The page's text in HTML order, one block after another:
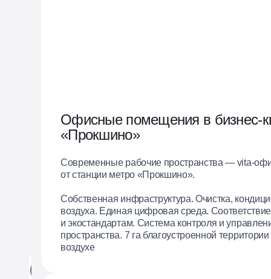
Мебель
Офисные помещения в бизнес-
«Прокшино»
Современные рабочие пространства — vita-
от станции метро «Прокшино».
Собственная инфраструктура. Очистка,
воздуха. Единая цифровая среда.
и экостандартам. Система контроля и
пространства. 7 га благоустроенной
воздухе